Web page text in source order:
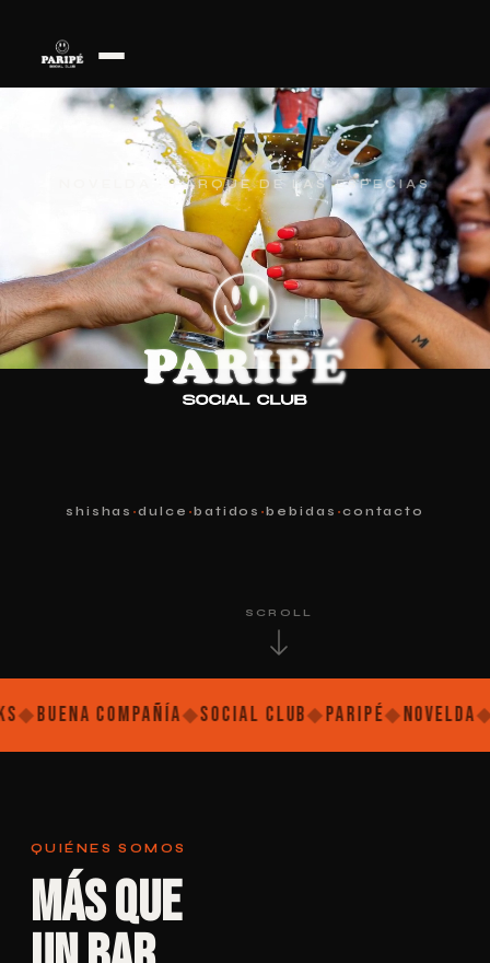
NOVELDA · PARQUE DE LAS ESPECIAS
shishas ·dulce ·batidos ·bebidas ·contacto
SCROLL
Compañía◆Social Club◆Paripé◆Novelda◆
QUIÉNES SOMOS
Más que